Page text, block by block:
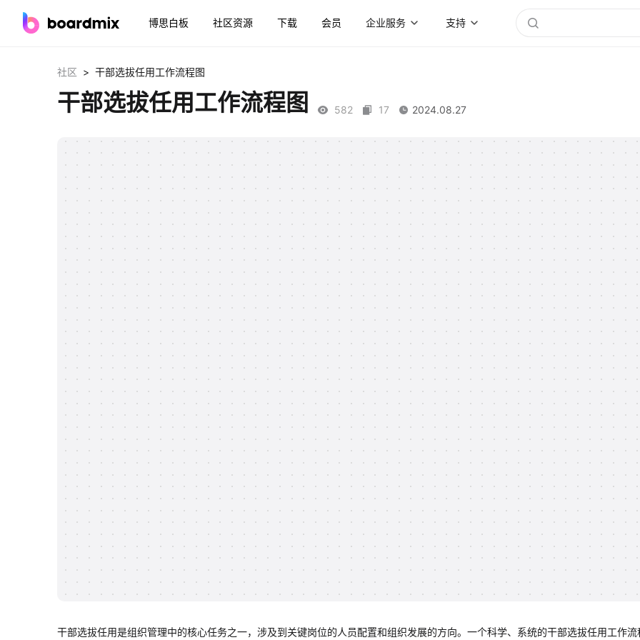
博思白板 社区资源 下载 会员 企业服务 支持
社区 > 干部选拔任用工作流程图
干部选拔任用工作流程图 582 17 2024.08.27
干部选拔任用是组织管理中的核心任务之一，涉及到关键岗位的人员配置和组织发展的方向。一个科学、系统的干部选拔任用工作流